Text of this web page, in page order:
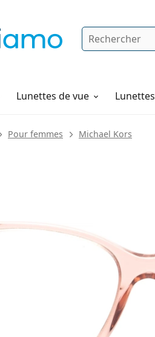
Rechercher
Lunettes de vue
Pour femmes Michael Kors
Largeur
des verres